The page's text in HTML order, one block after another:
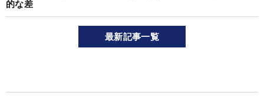
的な差
最新記事一覧